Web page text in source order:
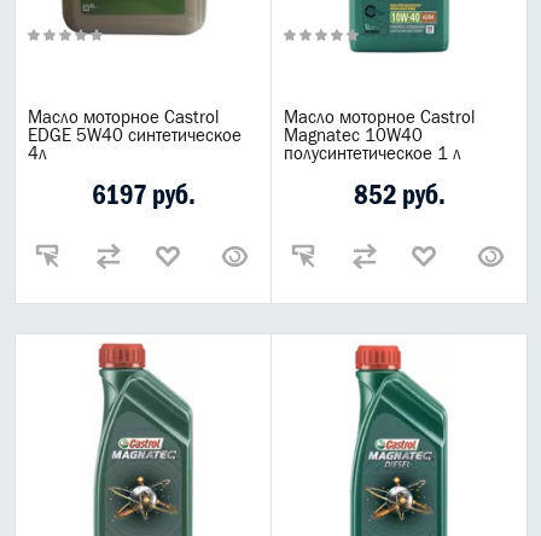
Масло моторное Castrol
EDGE 5W40 синтетическое
4л
6197 руб.
Масло моторное Castrol
Magnatec 10W40
полусинтетическое 1 л
852 руб.